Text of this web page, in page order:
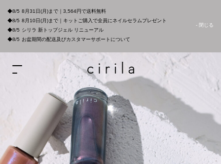
◆8/5 8月31日(月)まで｜3,564円で送料無料
◆8/5 8月10日(月)まで｜キットご購入で全員にネイルセラムプレゼント
◆8/5 シリラ 新トップジェル リニューアル
◆8/5 お盆期間の配送及びカスタマーサポートについて
- 閉じる